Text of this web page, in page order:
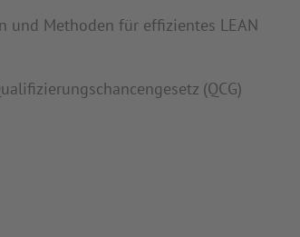
und Methoden für effizientes LEAN
(QCG)